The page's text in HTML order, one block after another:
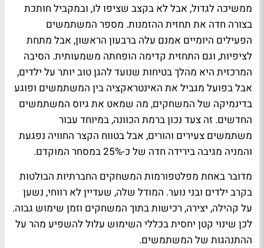
ממשיכה לגדול, אבל לא בקצב שציפו לו, ובמקביל חותכת
בצורה חדה את תחזית ההזמנות. מספר המשתמשים
הפעילים היומיים אמנם עלה ברבעון הראשון, אבל מתחת
לציפיות, וגם התחזית קדימה הופחתה משמעותית. הסיבה
המרכזית היא מהלך בטיחות שנועד להגן טוב יותר על ילדים,
אבל בפועל מגביל את האינטראקציה בין המשתמשים ופוגע
בדינמיקה של המשחקים, מה שמאט את גיוס המשתמשים
החדשים. זה צעד נכון ברמת הכוונה, במיוחד עבור
משתמשים צעירים והורים, אבל בטווח הקצר החוויה נפגעת
והמניה מגיבה בירידה חדה של כ-25% במסחר המוקדם.
מדובר באחת מפלטפורמות המשחקים החברתיות הבולטות
בקרב ילדים ובני נוער. המודל שלה, שעדיין לא רווחי, נשען
על קהילה, יצירה, רכישות בתוך המשחקים וזמן שימוש גבוה.
לכן שינוי קטן יחסית בכללי השימוש עלול להשפיע מהר על
ההתנהגות של המשתמשים.